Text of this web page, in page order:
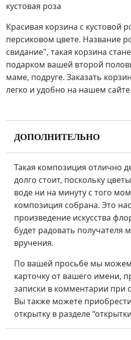
кустовая роза
Красивая корзина с кустовой
персиковом цвете. Название
свидание", такая корзина
подарком вашей второй
маме, подруге. Заказать
легко и удобно на нашем сайте.
ДОПОЛНИТЕЛЬНО
Такая композиция отлично
долго стоит, поскольку
воде ни на минуту с того
композиция собрана. Это
произведение искусства
будет радовать получателя
вручения.
По вашей просьбе мы
карточку от вашего имени,
записки в комментарии при
Вы также можете
открытку в разделе